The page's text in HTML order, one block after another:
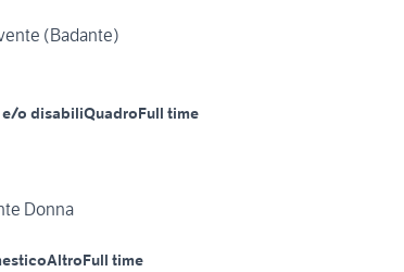
(Badante)
e/o disabiliQuadroFull time
Donna
AltroFull time